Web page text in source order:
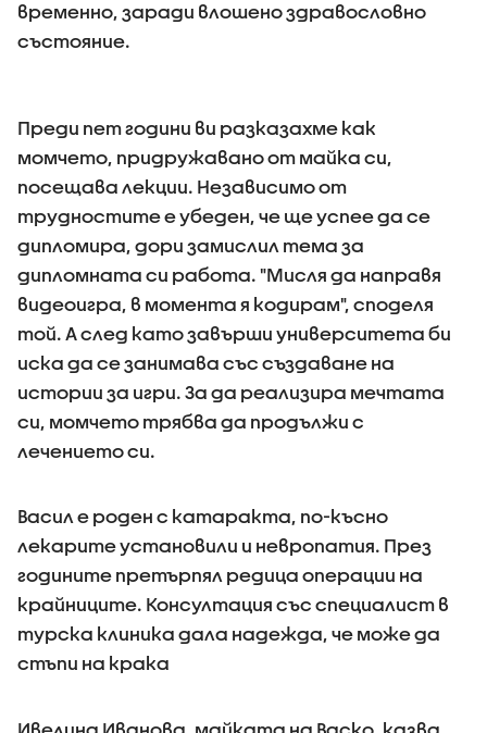
временно, заради влошено здравословно
състояние.
Преди пет години ви разказахме как
момчето, придружавано от майка си,
посещава лекции. Независимо от
трудностите е убеден, че ще успее да се
дипломира, дори замислил тема за
дипломната си работа. "Мисля да направя
видеоигра, в момента я кодирам", споделя
той. А след като завърши университета би
иска да се занимава със създаване на
истории за игри. За да реализира мечтата
си, момчето трябва да продължи с
лечението си.
Васил е роден с катаракта, по-късно
лекарите установили и невропатия. През
годините претърпял редица операции на
крайниците. Консултация със специалист в
турска клиника дала надежда, че може да
стъпи на крака